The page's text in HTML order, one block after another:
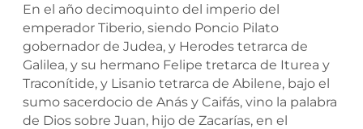
En el año decimoquinto del imperio del
emperador Tiberio, siendo Poncio Pilato
gobernador de Judea, y Herodes tetrarca de
Galilea, y su hermano Felipe tretarca de Iturea y
Traconítide, y Lisanio tetrarca de Abilene, bajo el
sumo sacerdocio de Anás y Caifás, vino la palabra
de Dios sobre Juan, hijo de Zacarías, en el